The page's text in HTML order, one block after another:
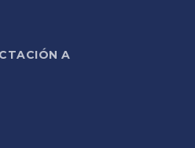
A